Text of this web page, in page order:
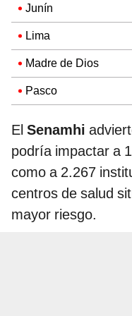
Junín
Lima
Madre de Dios
Pasco
El Senamhi
podría impactar a
como a 2.267
centros de salud
mayor riesgo.